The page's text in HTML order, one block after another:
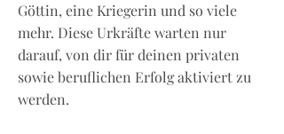
Göttin, eine Kriegerin und so viele
mehr. Diese Urkräfte warten nur
darauf, von dir für deinen privaten
sowie beruflichen Erfolg aktiviert zu
werden.